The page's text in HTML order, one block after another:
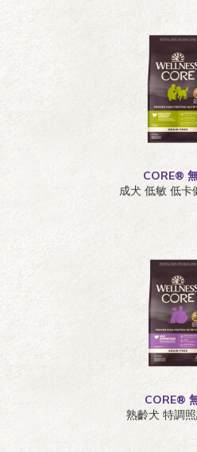
CORE®
成犬 低敏 低卡
CORE®
熟齡犬 特調